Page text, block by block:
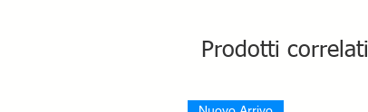
Prodotti correlati